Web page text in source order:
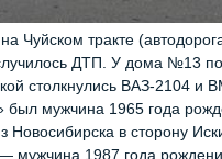
Чуйском тракте
ДТП. У дома №13
столкнулись ВАЗ‑2104 и
был мужчина 1965 года
Новосибирска в сторону
мужчина 1987 года